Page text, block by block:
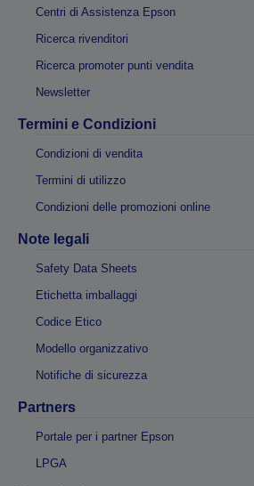
Centri di Assistenza Epson
Ricerca rivenditori
Ricerca promoter punti vendita
Newsletter
Termini e Condizioni
Condizioni di vendita
Termini di utilizzo
Condizioni delle promozioni online
Note legali
Safety Data Sheets
Etichetta imballaggi
Codice Etico
Modello organizzativo
Notifiche di sicurezza
Partners
Portale per i partner Epson
LPGA